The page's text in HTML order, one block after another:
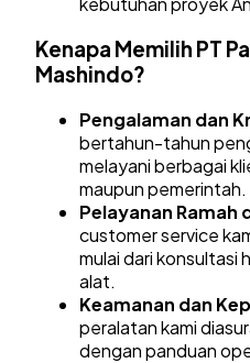
Kenapa Memilih PT
Mashindo?
Pengalaman dan
bertahun-tahun
melayani berbagai
maupun pemerintah.
Pelayanan Ramah
customer service
mulai dari konsultasi
alat.
Keamanan dan
peralatan kami
dengan panduan